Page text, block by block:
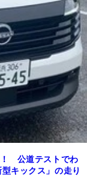
！ 公道テストでわ
キックス」の走り